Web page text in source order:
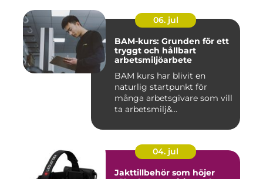
06. jul
BAM-kurs: Grunden för ett
tryggt och hållbart
arbetsmiljöarbete
BAM kurs har blivit en
naturlig startpunkt för
många arbetsgivare som vill
ta arbetsmilj&...
04. jul
Jakttillbehör som höjer